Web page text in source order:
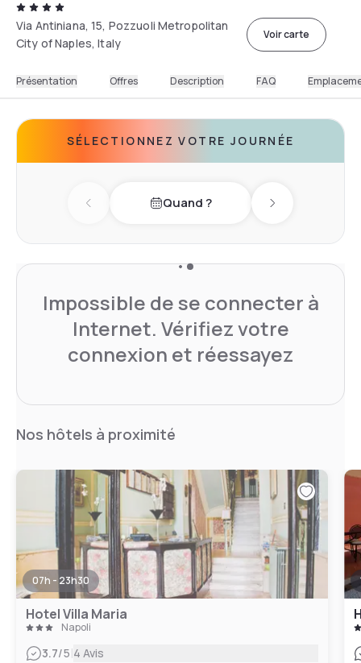
Via Antiniana, 15, Pozzuoli Metropolitan
City of Naples, Italy
Voir carte
Présentation Offres Description FAQ
SÉLECTIONNEZ VOTRE JOURNÉE
Previous dayQuand ? Next day
Impossible de se connecter à
Internet. Vérifiez votre
connexion et réessayez
Nos hôtels à proximité
07h - 23h30
Hotel Villa Maria
Napoli
3.7/5|4 Avis